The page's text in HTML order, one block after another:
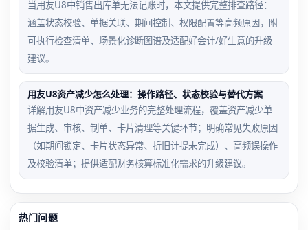
当用友U8中销售出库单无法记账时，本文提供完整排查路径：
涵盖状态校验、单据关联、期间控制、权限配置等高频原因，附
可执行检查清单、场景化诊断图谱及适配好会计/好生意的升级
建议。
用友U8资产减少怎么处理：操作路径、状态校验与替代方案
详解用友U8中资产减少业务的完整处理流程，覆盖资产减少单
据生成、审核、制单、卡片清理等关键环节；明确常见失败原因
（如期间锁定、卡片状态异常、折旧计提未完成）、高频误操作
及校验清单；提供适配财务核算标准化需求的升级建议。
热门问题